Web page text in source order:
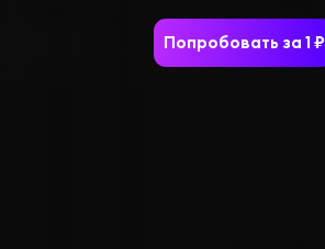
Попробовать за 1 ₽